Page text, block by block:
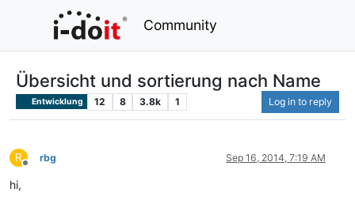
Community
Übersicht und sortierung nach Name
Entwicklung 12 8 3.8k 1 Log in to reply
R
Offline
rbg Sep 16, 2014, 7:19 AM
hi,